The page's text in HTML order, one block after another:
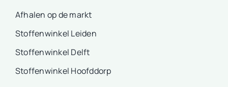
Afhalen op de markt
Stoffenwinkel Leiden
Stoffenwinkel Delft
Stoffenwinkel Hoofddorp